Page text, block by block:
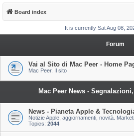
Board index
It is currently Sat Aug 08,
Forum
Vai al Sito di Mac Peer - Home
Mac Peer. Il sito
Mac Peer News -
News - Pianeta Apple &
Notizie Apple, aggiornamenti, novità.
Topics: 2044